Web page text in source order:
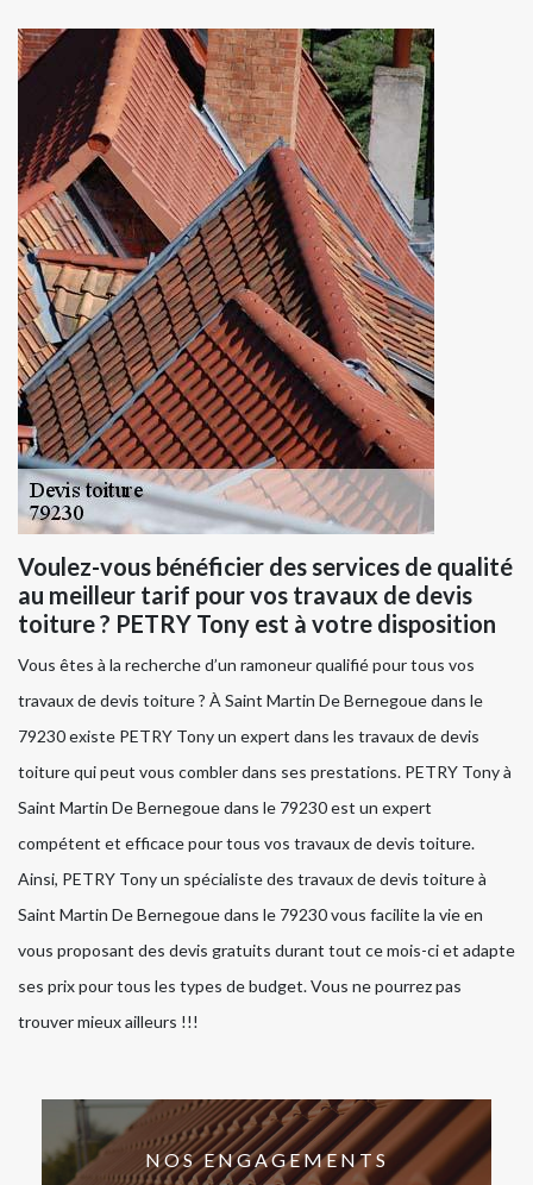
Voulez-vous bénéficier des services de qualité
au meilleur tarif pour vos travaux de devis
toiture ? PETRY Tony est à votre disposition
Vous êtes à la recherche d’un ramoneur qualifié pour tous vos
travaux de devis toiture ? À Saint Martin De Bernegoue dans le
79230 existe PETRY Tony un expert dans les travaux de devis
toiture qui peut vous combler dans ses prestations. PETRY Tony à
Saint Martin De Bernegoue dans le 79230 est un expert
compétent et efficace pour tous vos travaux de devis toiture.
Ainsi, PETRY Tony un spécialiste des travaux de devis toiture à
Saint Martin De Bernegoue dans le 79230 vous facilite la vie en
vous proposant des devis gratuits durant tout ce mois-ci et adapte
ses prix pour tous les types de budget. Vous ne pourrez pas
trouver mieux ailleurs !!!
NOS ENGAGEMENTS